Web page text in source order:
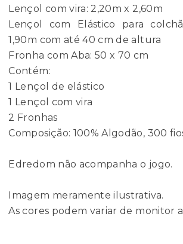
Lençol com vira: 2,20m x 2,60m
Lençol com Elástico para
1,90m com até 40 cm de altura
Fronha com Aba: 50 x 70 cm
Contém:
1 Lençol de elástico
1 Lençol com vira
2 Fronhas
Composição: 100% Algodão, 300
Edredom não acompanha o jogo.
Imagem meramente ilustrativa.
As cores podem variar de monitor